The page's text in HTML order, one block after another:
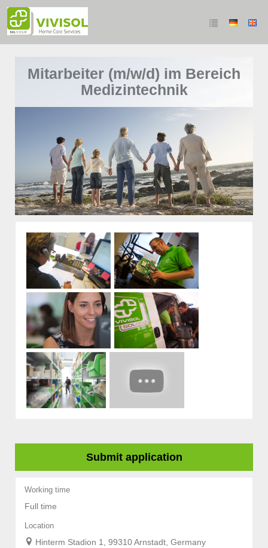
Mitarbeiter (m/w/d) im Bereich
Medizintechnik
Submit application
Working time
Full time
Location
Hinterm Stadion 1, 99310 Arnstadt, Germany